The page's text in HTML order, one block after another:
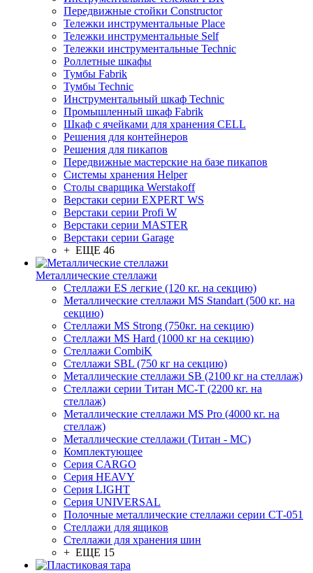
Передвижные стойки Constructor
Тележки инструментальные Place
Тележки инструментальные Self
Тележки инструментальные Technic
Роллетные шкафы
Тумбы Fabrik
Тумбы Technic
Инструментальный шкаф Technic
Промышленный шкаф Fabrik
Шкаф с ячейками для хранения CELL
Решения для контейнеров
Решения для пикапов
Передвижные мастерские на базе пикапов
Системы хранения Helper
Столы сварщика Werstakoff
Верстаки серии EXPERT WS
Верстаки серии Profi W
Верстаки серии MASTER
Верстаки серии Garage
+ ЕЩЕ 46
Металлические стеллажи
Стеллажи ES легкие (120 кг. на секцию)
Металлические стеллажи MS Standart (500 кг. на
секцию)
Стеллажи MS Strong (750кг. на секцию)
Стеллажи MS Hard (1000 кг на секцию)
Стеллажи CombiK
Стеллажи SBL (750 кг на секцию)
Металлические стеллажи SB (2100 кг на стеллаж)
Стеллажи серии Титан МС-Т (2200 кг. на
стеллаж)
Металлические стеллажи MS Pro (4000 кг. на
стеллаж)
Металлические стеллажи (Титан - МС)
Комплектующее
Серия CARGO
Серия HEAVY
Серия LIGHT
Серия UNIVERSAL
Полочные металлические стеллажи серии СТ-051
Стеллажи для ящиков
Стеллажи для хранения шин
+ ЕЩЕ 15